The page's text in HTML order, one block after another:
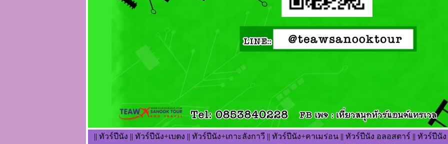
|| ทัวร์ปีนัง || ทัวร์ปีนัง+เบตง || ทัวร์ปีนัง+เกาะลังกาวี || ทัวร์ปีนัง+คาเมร่อน || ทัวร์ปีนัง อลอสตาร์ || ทัวร์ปีนั